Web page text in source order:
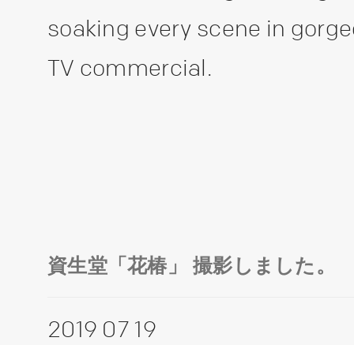
soaking every scene in
TV commercial.
資生堂「花椿」 撮影しました。
2019 07 19